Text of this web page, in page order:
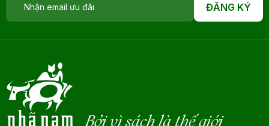
ĐĂNG KÝ
Bởi vì sách là thế giới